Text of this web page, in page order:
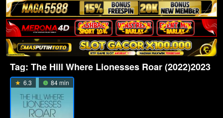
Tag: The Hill Where Lionesses Roar (2022)2023
6.3 84 min